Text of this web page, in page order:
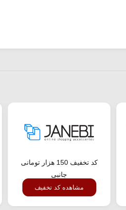
کد تخفیف 150 هزار تومانی
جانبی
مشاهده کد تخفیف